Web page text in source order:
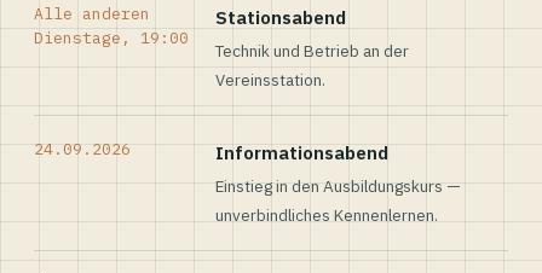
Alle anderen
Dienstage, 19:00
Stationsabend
Technik und Betrieb an der
Vereinsstation.
24.09.2026 Informationsabend
Einstieg in den Ausbildungskurs —
unverbindliches Kennenlernen.